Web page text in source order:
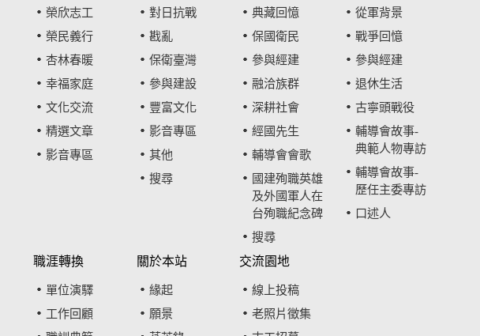
榮欣志工
榮民義行
杏林春暖
幸福家庭
文化交流
精選文章
影音專區
對日抗戰
戡亂
保衛臺灣
參與建設
豐富文化
影音專區
其他
搜尋
典藏回憶
保國衛民
參與經建
融洽族群
深耕社會
經國先生
輔導會會歌
國建殉職英雄
及外國軍人在
台殉職紀念碑
搜尋
從軍背景
戰爭回憶
參與經建
退休生活
古寧頭戰役
輔導會故事-
典範人物專訪
輔導會故事-
歷任主委專訪
口述人
職涯轉換
單位演驛
工作回顧
關於本站
緣起
願景
交流園地
線上投稿
老照片徵集